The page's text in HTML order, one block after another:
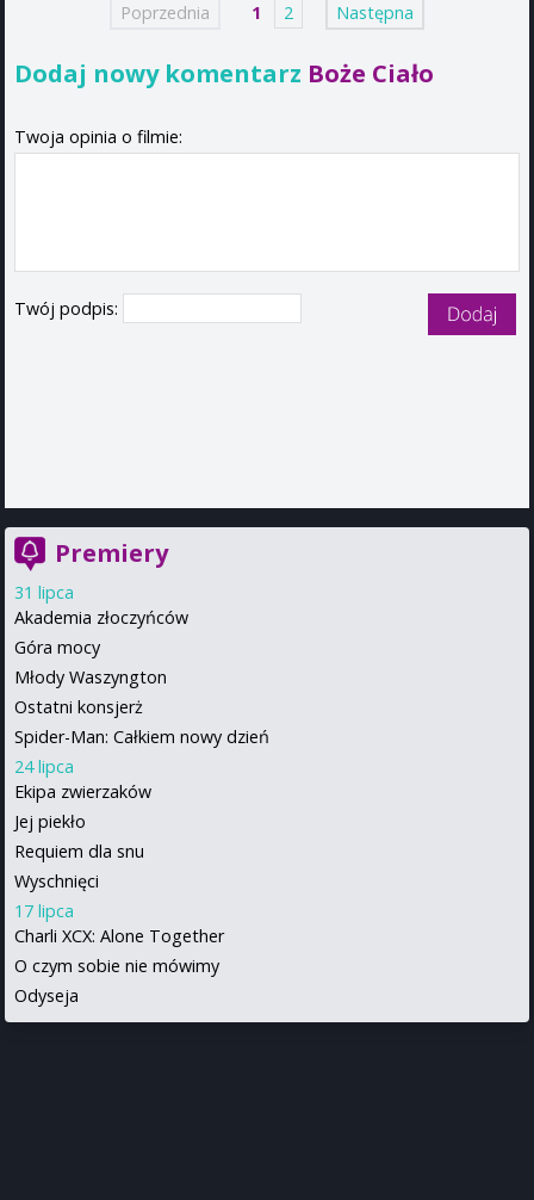
Poprzednia 1 2 Następna
Dodaj nowy komentarz Boże Ciało
Twoja opinia o filmie:
Twój podpis:
Premiery
31 lipca
Akademia złoczyńców
Góra mocy
Młody Waszyngton
Ostatni konsjerż
Spider-Man: Całkiem nowy dzień
24 lipca
Ekipa zwierzaków
Jej piekło
Requiem dla snu
Wyschnięci
17 lipca
Charli XCX: Alone Together
O czym sobie nie mówimy
Odyseja